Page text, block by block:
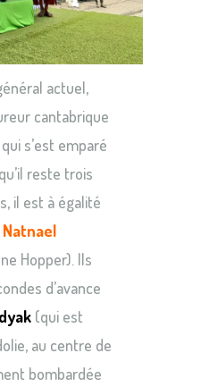
actuel,
cantabrique
qui s’est emparé
reste trois
il est à égalité
Natnael
Hopper). Ils
d’avance
(qui est
au centre de
bombardée